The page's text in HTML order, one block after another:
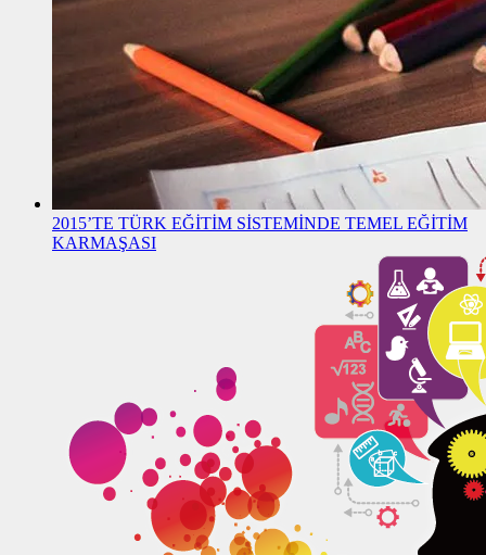
2015’TE TÜRK EĞİTİM SİSTEMİNDE TEMEL EĞİTİM
KARMAŞASI